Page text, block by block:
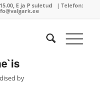
15.00, E ja P suletud | Telefon:
by